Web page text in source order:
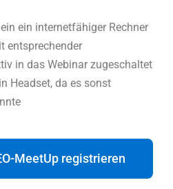
ein internetfähiger Rechner
entsprechender
in das Webinar zugeschaltet
Headset, da es sonst
MeetUp registrieren